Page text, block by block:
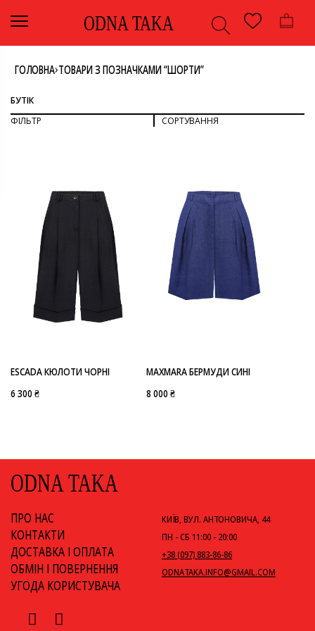
ODNA TAKA
ГОЛОВНА›ТОВАРИ З ПОЗНАЧКАМИ “ШОРТИ”
БУТІК
ФІЛЬТР
СОРТУВАННЯ
ОДЯГ
ШОРТИ
СИНІЙ
ЧОРНИЙ
РОЗМІР
34
42
БРЕНД
ESCADA КЮЛОТИ ЧОРНІ
6 300 ₴
MAXMARA БЕРМУДИ СИНІ
8 000 ₴
ODNA TAKA
ПРО НАС
КОНТАКТИ
ДОСТАВКА І ОПЛАТА
ОБМІН І ПОВЕРНЕННЯ
УГОДА КОРИСТУВАЧА
КИЇВ, ВУЛ. АНТОНОВИЧА, 44
ПН - СБ 11:00 - 20:00
+38 (097) 883-86-86
ODNATAKA.INFO@GMAIL.COM